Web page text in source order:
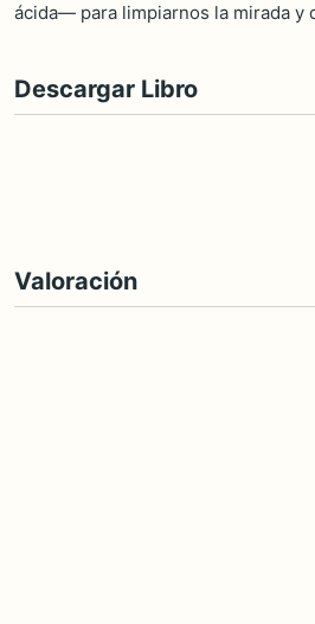
ácida— para limpiarnos la mirada y
Descargar Libro
Valoración